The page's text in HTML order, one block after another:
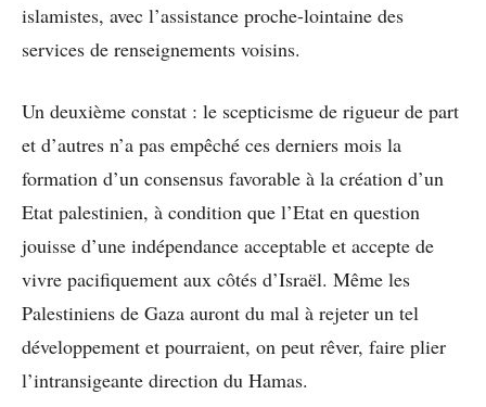
islamistes, avec l’assistance proche-lointaine des
services de renseignements voisins.
Un deuxième constat : le scepticisme de rigueur de part
et d’autres n’a pas empêché ces derniers mois la
formation d’un consensus favorable à la création d’un
Etat palestinien, à condition que l’Etat en question
jouisse d’une indépendance acceptable et accepte de
vivre pacifiquement aux côtés d’Israël. Même les
Palestiniens de Gaza auront du mal à rejeter un tel
développement et pourraient, on peut rêver, faire plier
l’intransigeante direction du Hamas.